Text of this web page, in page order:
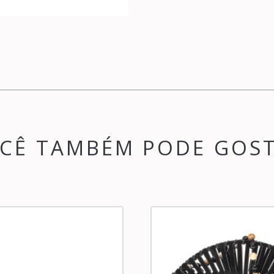
TAMBÉM PODE